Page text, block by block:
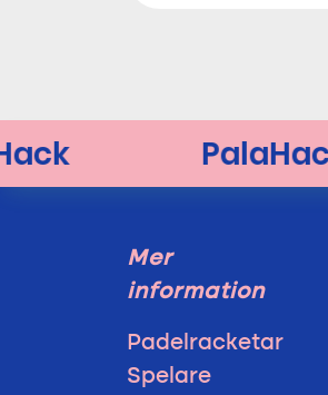
Mer
information
Padelracketar
Spelare